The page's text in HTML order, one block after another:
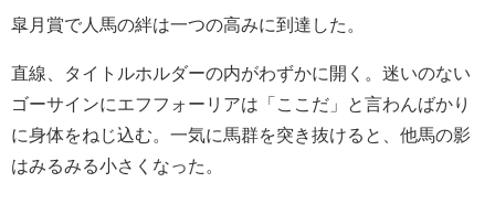
皐月賞で人馬の絆は一つの高みに到達した。
直線、タイトルホルダーの内がわずかに開く。迷いのない
ゴーサインにエフフォーリアは「ここだ」と言わんばかり
に身体をねじ込む。一気に馬群を突き抜けると、他馬の影
はみるみる小さくなった。